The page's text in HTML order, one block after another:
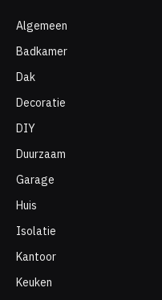
Algemeen
Badkamer
Dak
Decoratie
DIY
Duurzaam
Garage
Huis
Isolatie
Kantoor
Keuken